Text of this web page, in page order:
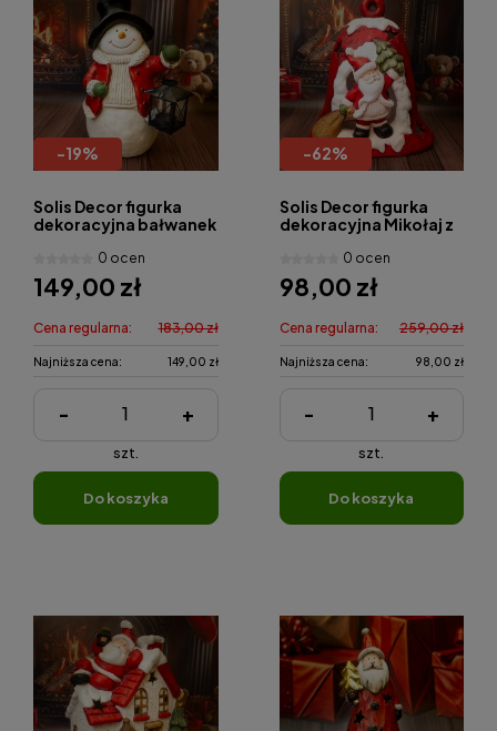
-19%
Solis Decor figurka
dekoracyjna bałwanek
0 ocen
149,00 zł
Cena regularna: 183,00 zł
Najniższa cena: 149,00 zł
- +
szt.
do koszyka
-62%
Solis Decor figurka
dekoracyjna Mikołaj z
0 ocen
98,00 zł
Cena regularna: 259,00 zł
Najniższa cena: 98,00 zł
- +
szt.
do koszyka